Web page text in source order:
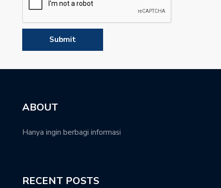
ABOUT
Hanya ingin berbagi informasi
RECENT POSTS